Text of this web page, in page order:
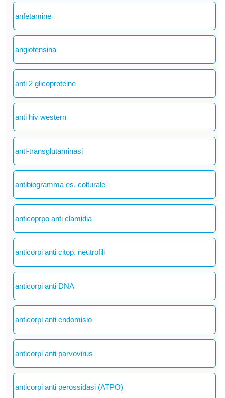
anfetamine
angiotensina
anti 2 glicoproteine
anti hiv western
anti-transglutaminasi
antibiogramma es. colturale
anticoprpo anti clamidia
anticorpi anti citop. neutrofili
anticorpi anti DNA
anticorpi anti endomisio
anticorpi anti parvovirus
anticorpi anti perossidasi (ATPO)